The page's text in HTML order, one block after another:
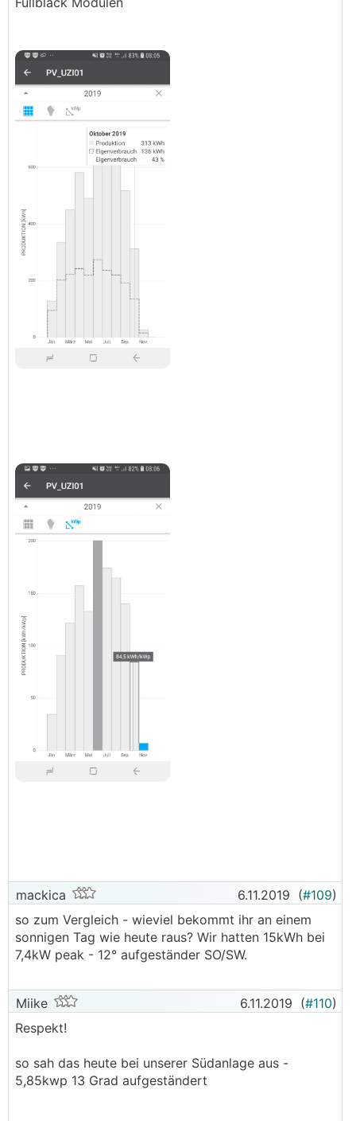
mackica 6.11.2019 (#109)
so zum Vergleich - wieviel bekommt ihr an einem
sonnigen Tag wie heute raus? Wir hatten 15kWh bei
7,4kW peak - 12° aufgeständer SO/SW.
Miike 6.11.2019 (#110)
Respekt!
so sah das heute bei unserer Südanlage aus -
5,85kwp 13 Grad aufgeständert